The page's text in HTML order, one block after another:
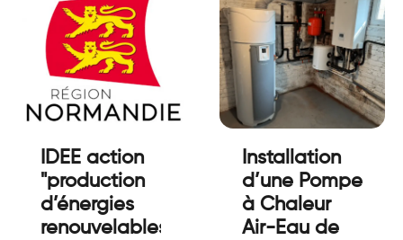
IDEE action
"production
d’énergies
renouvelables"
Installation
d’une Pompe
à Chaleur
Air-Eau de